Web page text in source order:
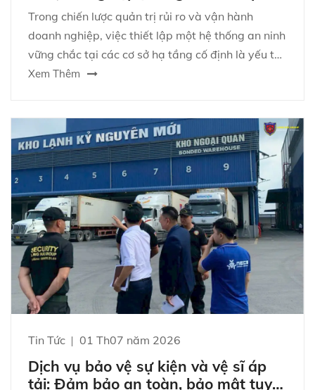
Trong chiến lược quản trị rủi ro và vận hành
doanh nghiệp, việc thiết lập một hệ thống an ninh
vững chắc tại các cơ sở hạ tầng cố định là yếu tố
sống còn. Nhà máy, tòa nhà văn phòng, trung
thương phức tạp hàng ngày.
Xem Thêm
Tin Tức 01 Th07 năm 2026
Dịch vụ bảo vệ sự kiện và vệ sĩ áp
tải: Đảm bảo an toàn, bảo mật tuyệt